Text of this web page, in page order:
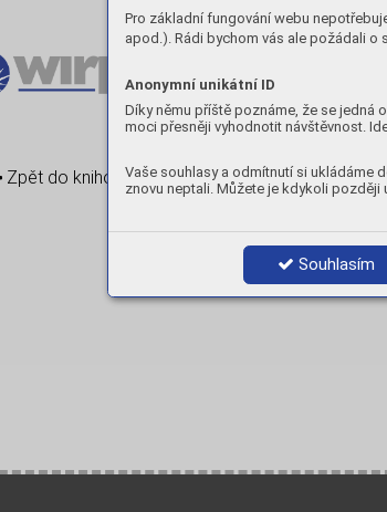
Pro základní fungování webu
apod.). Rádi bychom vás ale požádali
Anonymní unikátní ID
Díky němu příště poznáme, že se jedná
moci přesněji vyhodnotit návštěvnost.
Vaše souhlasy a odmítnutí si ukládáme
znovu neptali. Můžete je kdykoli později
Souhlasím
Zpět do knihovny